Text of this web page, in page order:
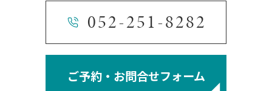
052-251-8282
ご予約・お問合せフォーム